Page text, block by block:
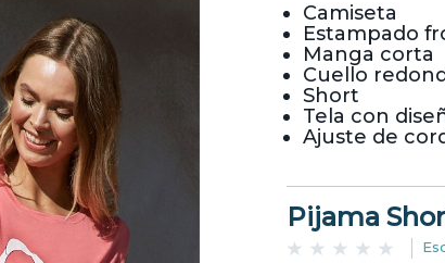
Camiseta
Estampado
Manga corta
Cuello
Short
Tela con
Ajuste de
Pijama